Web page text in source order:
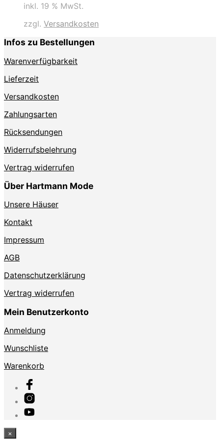
inkl. 19 % MwSt.
zzgl. Versandkosten
Infos zu Bestellungen
Warenverfügbarkeit
Lieferzeit
Versandkosten
Zahlungsarten
Rücksendungen
Widerrufsbelehrung
Vertrag widerrufen
Über Hartmann Mode
Unsere Häuser
Kontakt
Impressum
AGB
Datenschutzerklärung
Vertrag widerrufen
Mein Benutzerkonto
Anmeldung
Wunschliste
Warenkorb
×